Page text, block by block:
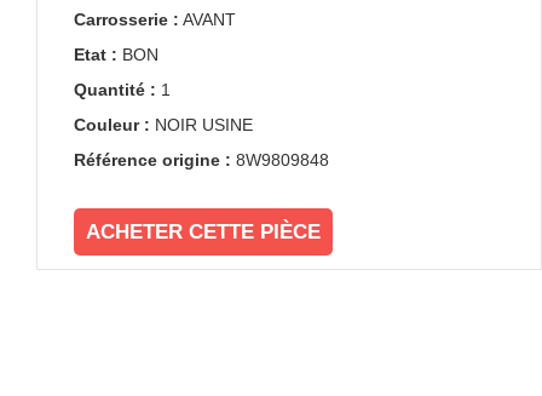
Carrosserie : AVANT
Etat : BON
Quantité : 1
Couleur : NOIR USINE
Référence origine : 8W9809848
ACHETER CETTE PIÈCE